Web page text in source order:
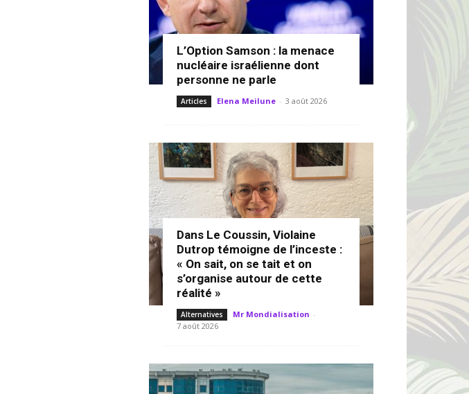
L’Option Samson : la menace
nucléaire israélienne dont
personne ne parle
Articles Elena Meilune - 3 août 2026
Dans Le Coussin, Violaine
Dutrop témoigne de l’inceste :
« On sait, on se tait et on
s’organise autour de cette
réalité »
Alternatives Mr Mondialisation -
7 août 2026